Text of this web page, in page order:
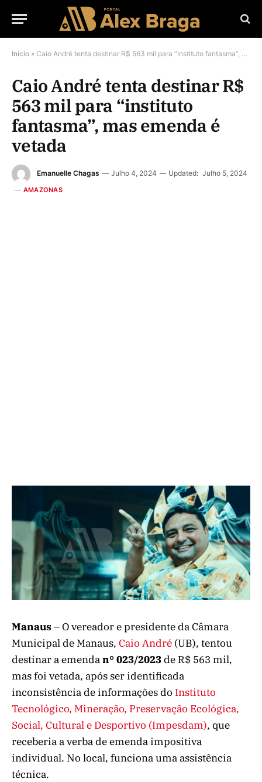
Início » Caio André tenta destinar R$ 563 mil para “instituto fantasma”, mas emenda é vetada
Caio André tenta destinar R$
563 mil para “instituto
fantasma”, mas emenda é
vetada
Emanuelle Chagas Julho 4, 2024 Updated: Julho 5, 2024
AMAZONAS
Manaus– O vereador e presidente da Câmara
Municipal de Manaus, Caio André (UB), tentou
destinar a emendan° 023/2023de R$ 563 mil,
mas foi vetada, após ser identificada
inconsistência de informações do Instituto
Tecnológico, Mineração, Preservação Ecológica,
Social, Cultural e Desportivo (Impesdam), que
receberia a verba de emenda impositiva
individual. No local, funciona uma assistência
técnica.